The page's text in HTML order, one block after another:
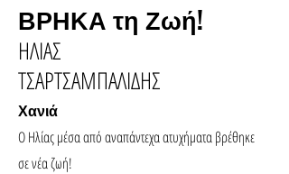
ΒΡΗΚΑ τη Ζωή!
ΗΛΙΑΣ
ΤΣΑΡΤΣΑΜΠΑΛΙΔΗΣ
Χανιά
Ο Ηλίας μέσα από αναπάντεχα ατυχήματα βρέθηκε
σε νέα ζωή!